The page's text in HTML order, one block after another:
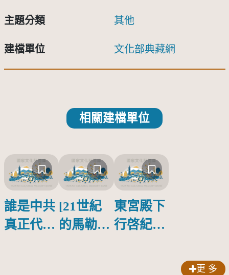
主題分類 其他
建檔單位 文化部典藏網
相關建檔單位
誰是中共
真正代言
[21世紀
的馬勒、
東宮殿下
行啓紀念
更 多